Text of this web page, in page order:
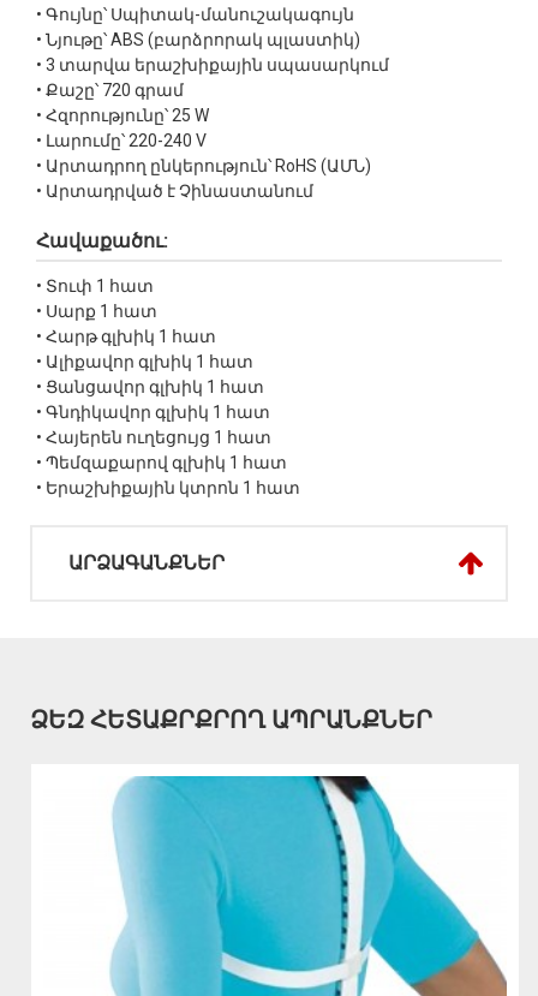
• Գույնը՝ Սպիտակ-մանուշակագույն
• Նյութը՝ ABS (բարձրորակ պլաստիկ)
• 3 տարվա երաշխիքային սպասարկում
• Քաշը՝ 720 գրամ
• Հզորությունը՝ 25 W
• Լարումը՝ 220-240 V
• Արտադրող ընկերություն՝ RoHS (ԱՄՆ)
• Արտադրված է Չինաստանում
Հավաքածու:
• Տուփ 1 հատ
• Սարք 1 հատ
• Հարթ գլխիկ 1 հատ
• Ալիքավոր գլխիկ 1 հատ
• Ցանցավոր գլխիկ 1 հատ
• Գնդիկավոր գլխիկ 1 հատ
• Հայերեն ուղեցույց 1 հատ
• Պեմզաքարով գլխիկ 1 հատ
• Երաշխիքային կտրոն 1 հատ
ԱՐՁԱԳԱՆՔՆԵՐ
ՁԵԶ ՀԵՏԱՔՐՔՐՈՂ ԱՊՐԱՆՔՆԵՐ